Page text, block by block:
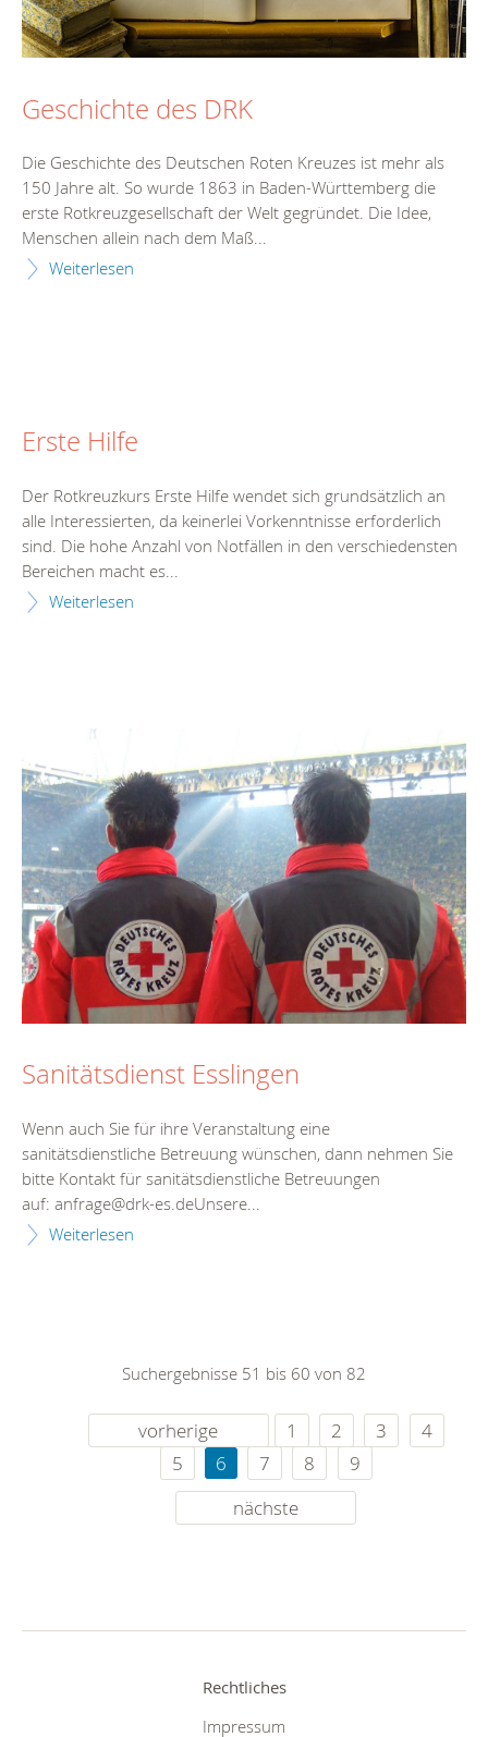
Geschichte des DRK
Die Geschichte des Deutschen Roten Kreuzes ist mehr als
150 Jahre alt. So wurde 1863 in Baden-Württemberg die
erste Rotkreuzgesellschaft der Welt gegründet. Die Idee,
Menschen allein nach dem Maß...
Weiterlesen
Erste Hilfe
Der Rotkreuzkurs Erste Hilfe wendet sich grundsätzlich an
alle Interessierten, da keinerlei Vorkenntnisse erforderlich
sind. Die hohe Anzahl von Notfällen in den verschiedensten
Bereichen macht es...
Weiterlesen
Sanitätsdienst Esslingen
Wenn auch Sie für ihre Veranstaltung eine
sanitätsdienstliche Betreuung wünschen, dann nehmen Sie
bitte Kontakt für sanitätsdienstliche Betreuungen
auf: anfrage@drk-es.deUnsere...
Weiterlesen
Suchergebnisse 51 bis 60 von 82
vorherige 1 2 3
4
5
6 7 8
9
nächste
Rechtliches
Impressum